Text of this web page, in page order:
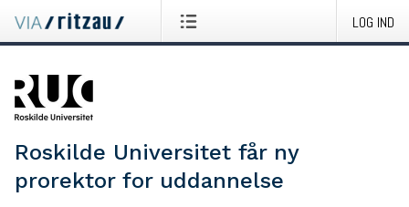
LOG IND
Roskilde Universitet får ny
prorektor for uddannelse